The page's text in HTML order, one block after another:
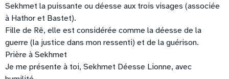
Sekhmet la puissante ou déesse aux trois visages (associée
à Hathor et Bastet).
Fille de Rê, elle est considérée comme la déesse de la
guerre (la justice dans mon ressenti) et de la guérison.
Prière à Sekhmet
Je me présente à toi, Sekhmet Déesse Lionne, avec